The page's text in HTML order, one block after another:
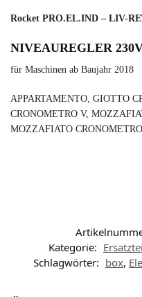
Rocket PRO.EL.IND – LIV-
NIVEAUREGLER
für Maschinen ab Baujahr 2018
APPARTAMENTO, GIOTTO
CRONOMETRO V,
MOZZAFIATO CRONOMETRO
Kategorie:
Schlagwörter: box,